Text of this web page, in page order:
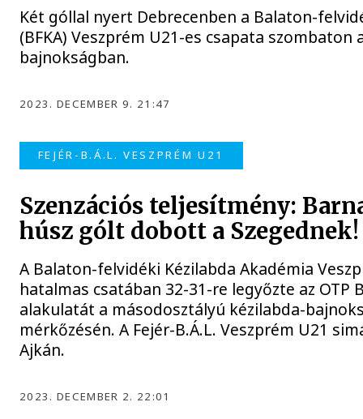
Két góllal nyert Debrecenben a Balaton-
(BFKA) Veszprém U21-es csapata szombaton
bajnokságban.
2023. DECEMBER 9. 21:47
FEJÉR-B.Á.L. VESZPRÉM U21
Szenzációs teljesítmény:
húsz gólt dobott a Szegednek!
A Balaton-felvidéki Kézilabda Akadémia
hatalmas csatában 32-31-re legyőzte az OTP
alakulatát a másodosztályú kézilabda-
mérkőzésén. A Fejér-B.Á.L. Veszprém U21
Ajkán.
2023. DECEMBER 2. 22:01